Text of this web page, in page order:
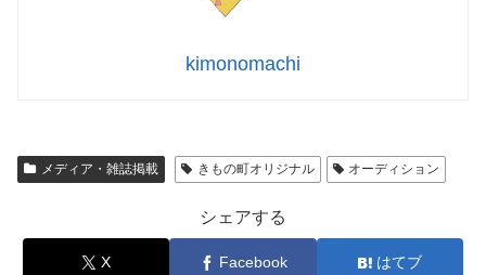
kimonomachi
メディア・雑誌掲載 きもの町オリジナル オーディション
シェアする
X Facebook はてブ